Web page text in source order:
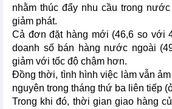
nhằm thúc đẩy nhu cầu trong
giảm phát.
Cả đơn đặt hàng mới (46,6 so với
doanh số bán hàng nước ngoài
giảm với tốc độ chậm hơn.
Đồng thời, tình hình việc làm vẫn
nguyên trong tháng thứ ba liên tiếp
Trong khi đó, thời gian giao hàng